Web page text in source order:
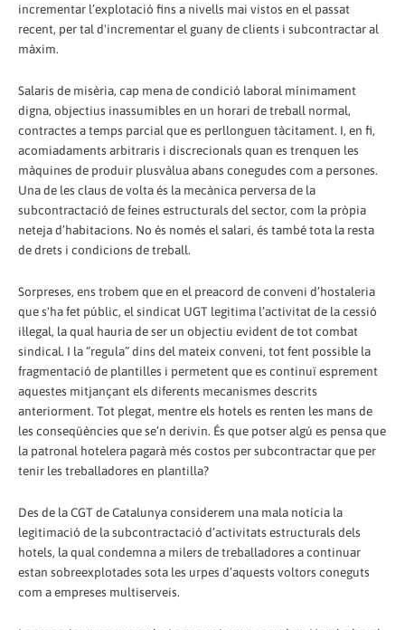
incrementar l’explotació fins a nivells mai vistos en el passat
recent, per tal d'incrementar el guany de clients i subcontractar al
màxim.
Salaris de misèria, cap mena de condició laboral mínimament
digna, objectius inassumibles en un horari de treball normal,
contractes a temps parcial que es perllonguen tàcitament. I, en fi,
acomiadaments arbitraris i discrecionals quan es trenquen les
màquines de produir plusvàlua abans conegudes com a persones.
Una de les claus de volta és la mecànica perversa de la
subcontractació de feines estructurals del sector, com la pròpia
neteja d’habitacions. No és només el salari, és també tota la resta
de drets i condicions de treball.
Sorpreses, ens trobem que en el preacord de conveni d’hostaleria
que s'ha fet públic, el sindicat UGT legitima l’activitat de la cessió
il·legal, la qual hauria de ser un objectiu evident de tot combat
sindical. I la “regula” dins del mateix conveni, tot fent possible la
fragmentació de plantilles i permetent que es continuï esprement
aquestes mitjançant els diferents mecanismes descrits
anteriorment. Tot plegat, mentre els hotels es renten les mans de
les conseqüències que se’n derivin. És que potser algú es pensa que
la patronal hotelera pagarà més costos per subcontractar que per
tenir les treballadores en plantilla?
Des de la CGT de Catalunya considerem una mala notícia la
legitimació de la subcontractació d’activitats estructurals dels
hotels, la qual condemna a milers de treballadores a continuar
estan sobreexplotades sota les urpes d’aquests voltors coneguts
com a empreses multiserveis.